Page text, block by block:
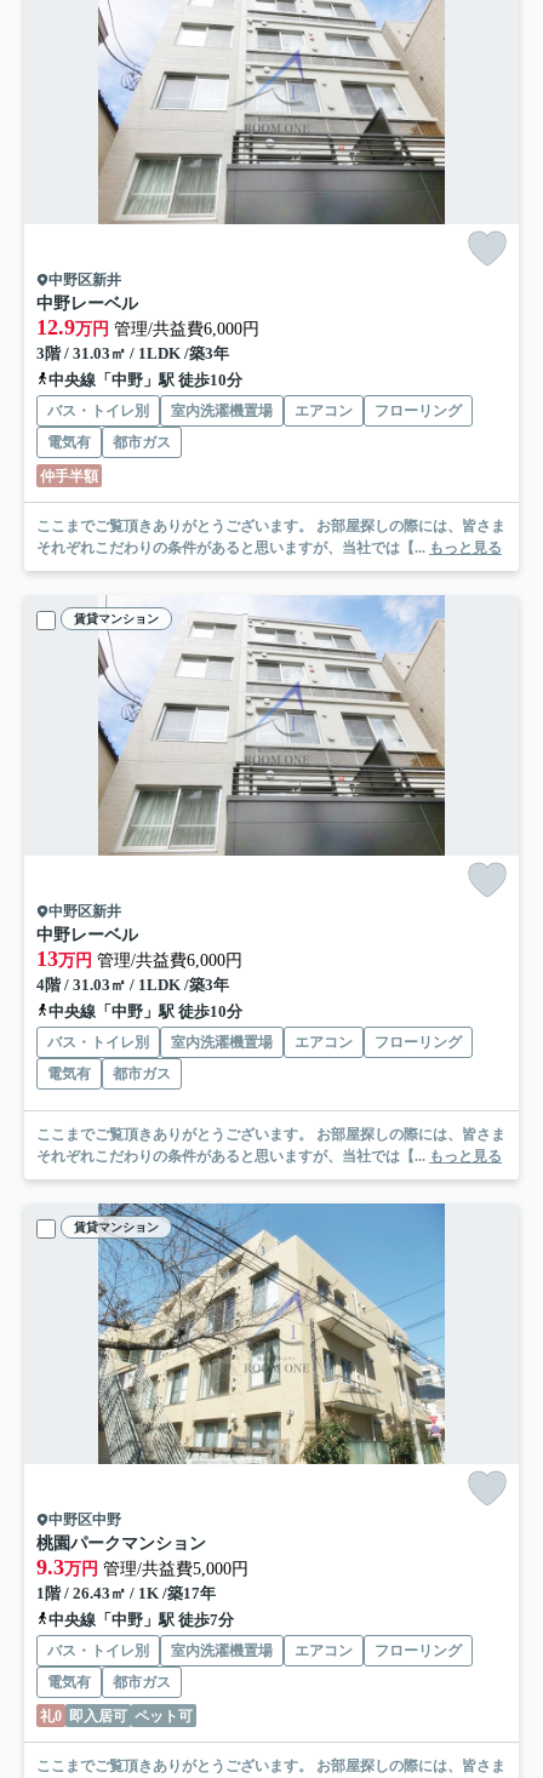
中野区新井
中野レーベル
12.9万円 管理/共益費6,000円
3階 / 31.03㎡ / 1LDK /築3年
中央線「中野」駅 徒歩10分
バス・トイレ別 室内洗濯機置場 エアコン
フローリング
電気有
都市ガス
仲手半額
ここまでご覧頂きありがとうございます。 お部屋探しの際には、皆さま
それぞれこだわりの条件があると思いますが、当社では【... もっと見る
賃貸マンション
中野区新井
中野レーベル
13万円 管理/共益費6,000円
4階 / 31.03㎡ / 1LDK /築3年
中央線「中野」駅 徒歩10分
バス・トイレ別 室内洗濯機置場 エアコン
フローリング
電気有
都市ガス
ここまでご覧頂きありがとうございます。 お部屋探しの際には、皆さま
それぞれこだわりの条件があると思いますが、当社では【... もっと見る
賃貸マンション
中野区中野
桃園パークマンション
9.3万円 管理/共益費5,000円
1階 / 26.43㎡ / 1K /築17年
中央線「中野」駅 徒歩7分
バス・トイレ別 室内洗濯機置場 エアコン
フローリング
電気有
都市ガス
礼0 即入居可 ペット可
ここまでご覧頂きありがとうございます。 お部屋探しの際には、皆さま